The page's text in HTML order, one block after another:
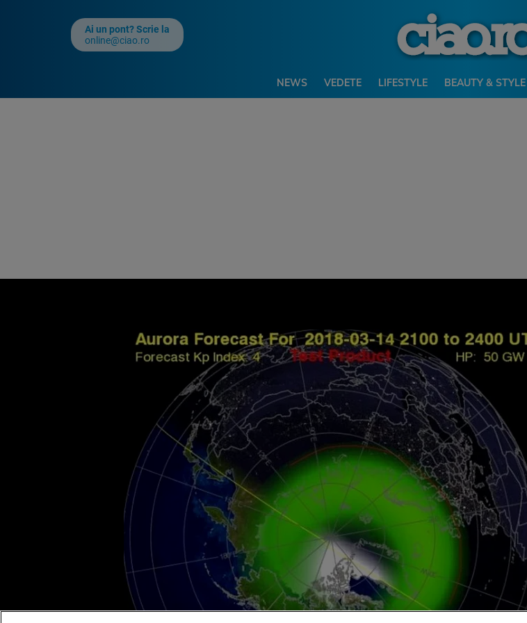
Ai un pont? Scrie la
online@ciao.ro
NEWS VEDETE LIFESTYLE BEAUTY & STYLE